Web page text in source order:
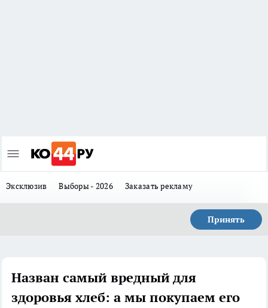
Эксклюзив Выборы - 2026 Заказать рекламу
Принять
Назван самый вредный для
здоровья хлеб: а мы покупаем его